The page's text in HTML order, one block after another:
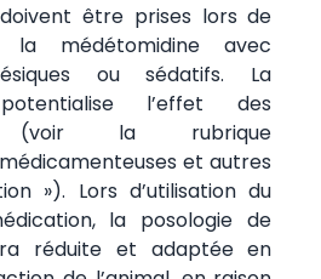
être prises lors de
la médétomidine avec
ou sédatifs. La
l’effet des
(voir la rubrique
et autres
»). Lors d’utilisation du
la posologie de
réduite et adaptée en